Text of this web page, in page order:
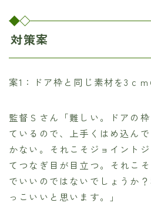
対策案
案1：ドア枠と同じ素材を3ｃｍ
監督Ｓさん「難しい。ドアの
ているので、上手くはめ込ん
かない。それこそジョイント
てつなぎ目が目立つ。それこ
でいいのではないでしょうか
っこいいと思います。」